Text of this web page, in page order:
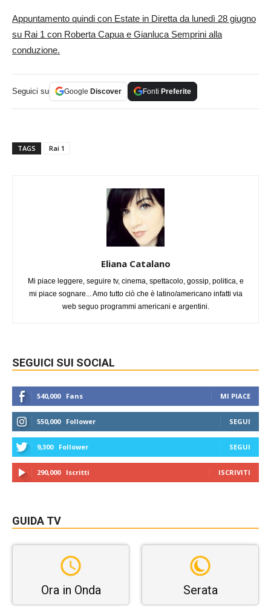
Appuntamento quindi con Estate in Diretta da lunedì 28 giugno
su Rai 1 con Roberta Capua e Gianluca Semprini alla
conduzione.
Seguici su Google Discover Fonti Preferite
TAGS Rai 1
Eliana Catalano
Mi piace leggere, seguire tv, cinema, spettacolo, gossip, politica, e
mi piace sognare... Amo tutto ciò che è latino/americano infatti via
web seguo programmi americani e argentini.
SEGUICI SUI SOCIAL
540,000 Fans MI PIACE
550,000 Follower SEGUI
9,300 Follower SEGUI
290,000 Iscritti ISCRIVITI
GUIDA TV
Ora in Onda Serata